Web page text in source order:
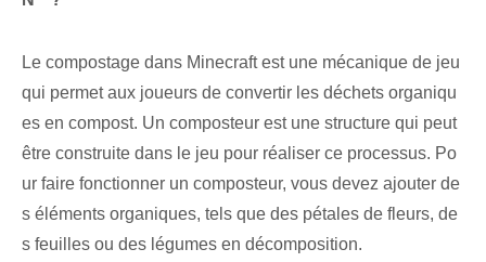
Le compostage dans Minecraft est une mécanique de jeu
qui permet aux joueurs de convertir les déchets organiqu
es en compost. Un composteur est une structure qui peut
être construite dans le jeu pour réaliser ce processus. Po
ur faire fonctionner un composteur, vous devez ajouter de
s éléments organiques, tels que des pétales de fleurs, de
s feuilles ou des légumes en décomposition.